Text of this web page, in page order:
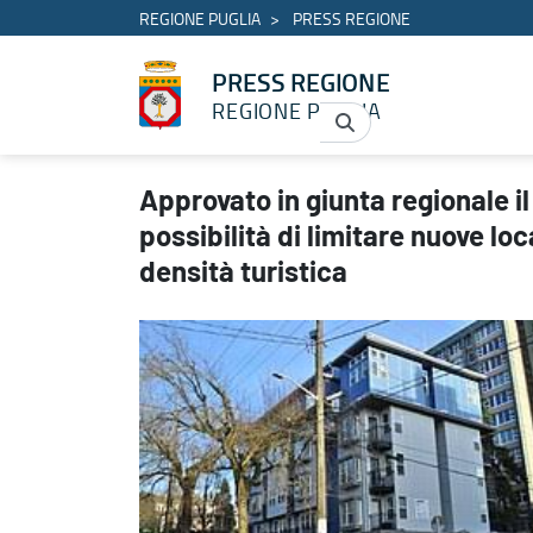
REGIONE PUGLIA PRESS REGIONE
PRESS REGIONE
REGIONE PUGLIA
Approvato in giunta regionale il disegno di legge per introdurre
Approvato in giunta regionale
possibilità di limitare nuove
densità turistica